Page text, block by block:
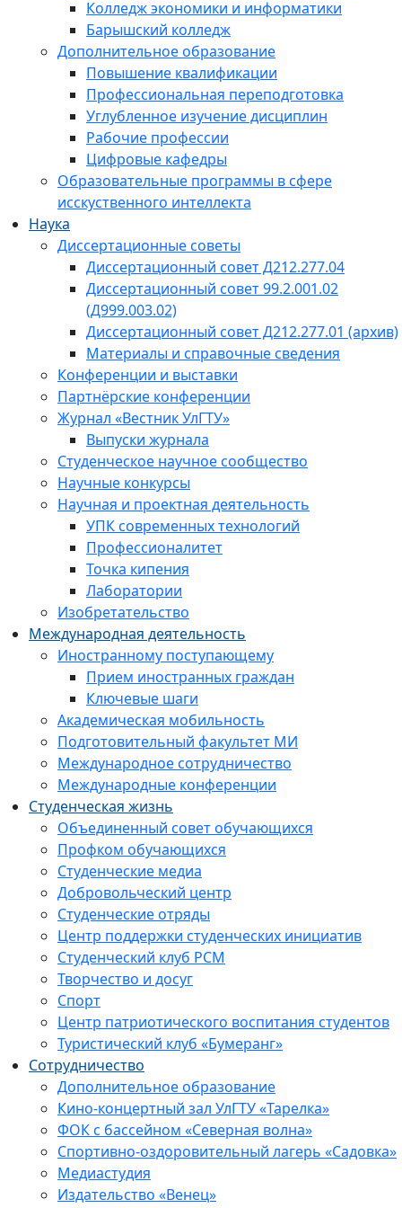
Колледж экономики и информатики
Барышский колледж
Дополнительное образование
Повышение квалификации
Профессиональная переподготовка
Углубленное изучение дисциплин
Рабочие профессии
Цифровые кафедры
Образовательные программы в сфере
исскуственного интеллекта
Наука
Диссертационные советы
Диссертационный совет Д212.277.04
Диссертационный совет 99.2.001.02
(Д999.003.02)
Диссертационный совет Д212.277.01 (архив)
Материалы и справочные сведения
Конференции и выставки
Партнёрские конференции
Журнал «Вестник УлГТУ»
Выпуски журнала
Студенческое научное сообщество
Научные конкурсы
Научная и проектная деятельность
УПК современных технологий
Профессионалитет
Точка кипения
Лаборатории
Изобретательство
Международная деятельность
Иностранному поступающему
Прием иностранных граждан
Ключевые шаги
Академическая мобильность
Подготовительный факультет МИ
Международное сотрудничество
Международные конференции
Студенческая жизнь
Объединенный совет обучающихся
Профком обучающихся
Студенческие медиа
Добровольческий центр
Студенческие отряды
Центр поддержки студенческих инициатив
Студенческий клуб РСМ
Творчество и досуг
Спорт
Центр патриотического воспитания студентов
Туристический клуб «Бумеранг»
Сотрудничество
Дополнительное образование
Кино-концертный зал УлГТУ «Тарелка»
ФОК с бассейном «Северная волна»
Спортивно-оздоровительный лагерь «Садовка»
Медиастудия
Издательство «Венец»